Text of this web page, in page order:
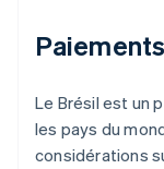
Le Brésil est un
les pays du
considérations